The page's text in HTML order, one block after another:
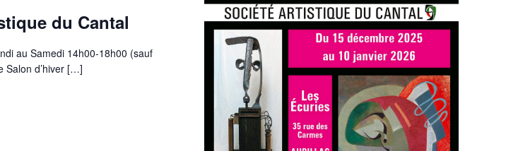
du Cantal
au Samedi 14h00-18h00 (sauf
Salon d’hiver […]